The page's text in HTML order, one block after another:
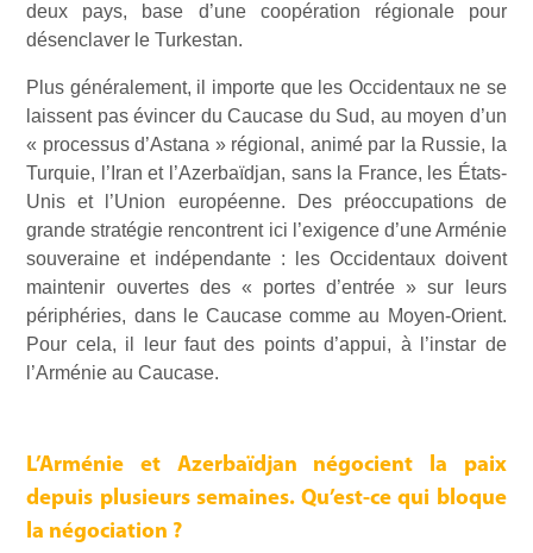
deux pays, base d’une coopération régionale pour
désenclaver le Turkestan.
Plus généralement, il importe que les Occidentaux ne se
laissent pas évincer du Caucase du Sud, au moyen d’un
« processus d’Astana » régional, animé par la Russie, la
Turquie, l’Iran et l’Azerbaïdjan, sans la France, les États-
Unis et l’Union européenne. Des préoccupations de
grande stratégie rencontrent ici l’exigence d’une Arménie
souveraine et indépendante : les Occidentaux doivent
maintenir ouvertes des « portes d’entrée » sur leurs
périphéries, dans le Caucase comme au Moyen-Orient.
Pour cela, il leur faut des points d’appui, à l’instar de
l’Arménie au Caucase.
L’Arménie et Azerbaïdjan négocient la paix
depuis plusieurs semaines. Qu’est-ce qui bloque
la négociation ?